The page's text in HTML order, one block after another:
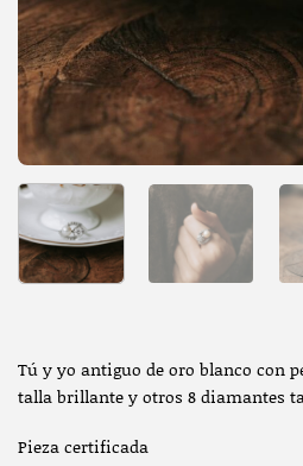
Tú y yo antiguo de oro blanco con
talla brillante y otros 8 diamantes
Pieza certificada